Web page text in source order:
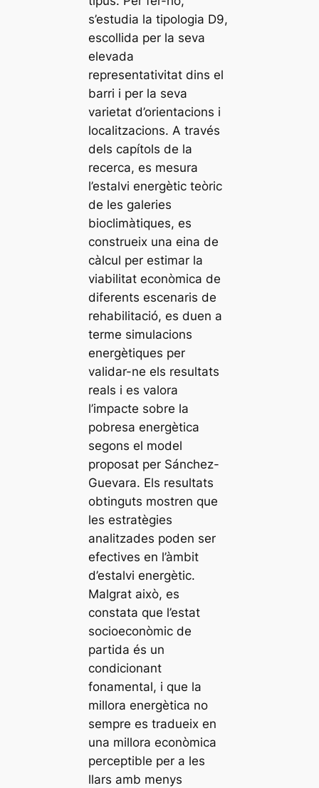
s’estudia la tipologia D9,
escollida per la seva
elevada
representativitat dins el
barri i per la seva
varietat d’orientacions i
localitzacions. A través
dels capítols de la
recerca, es mesura
l’estalvi energètic teòric
de les galeries
bioclimàtiques, es
construeix una eina de
càlcul per estimar la
viabilitat econòmica de
diferents escenaris de
rehabilitació, es duen a
terme simulacions
energètiques per
validar-ne els resultats
reals i es valora
l’impacte sobre la
pobresa energètica
segons el model
proposat per Sánchez-
Guevara. Els resultats
obtinguts mostren que
les estratègies
analitzades poden ser
efectives en l’àmbit
d’estalvi energètic.
Malgrat això, es
constata que l’estat
socioeconòmic de
partida és un
condicionant
fonamental, i que la
millora energètica no
sempre es tradueix en
una millora econòmica
perceptible per a les
llars amb menys